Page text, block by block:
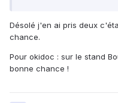
Désolé j'en ai pris deux
chance.
Pour okidoc : sur le stand
bonne chance !